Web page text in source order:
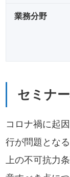
業務分野
セミナ
コロナ禍に起
行が問題とな
上の不可抗力